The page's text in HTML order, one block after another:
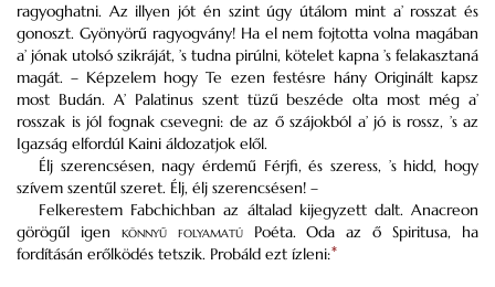
ragyoghatni. Az illyen jót én szint úgy útálom mint a’ rosszat és
gonoszt. Gyönyörű ragyogvány! Ha el nem fojtotta volna magában
a’ jónak utolsó szikráját, ’s tudna pirúlni, kötelet kapna ’s felakasztaná
magát. – Képzelem hogy Te ezen festésre hány Originált kapsz
most Budán. A’ Palatinus szent tüzű beszéde olta most még a’
rosszak is jól fognak csevegni: de az ő szájokból a’ jó is rossz, ’s az
Igazság elfordúl Kaini áldozatjok elől.
Élj szerencsésen, nagy érdemű Férjfi, és szeress, ’s hidd, hogy
szívem szentűl szeret. Élj, élj szerencsésen! –
Felkerestem Fabchichban az általad kijegyzett dalt. Anacreon
görögűl igen könnyű folyamatúPoéta. Oda az ő Spiritusa, ha
fordításán erőlködés tetszik. Probáld ezt ízleni:*